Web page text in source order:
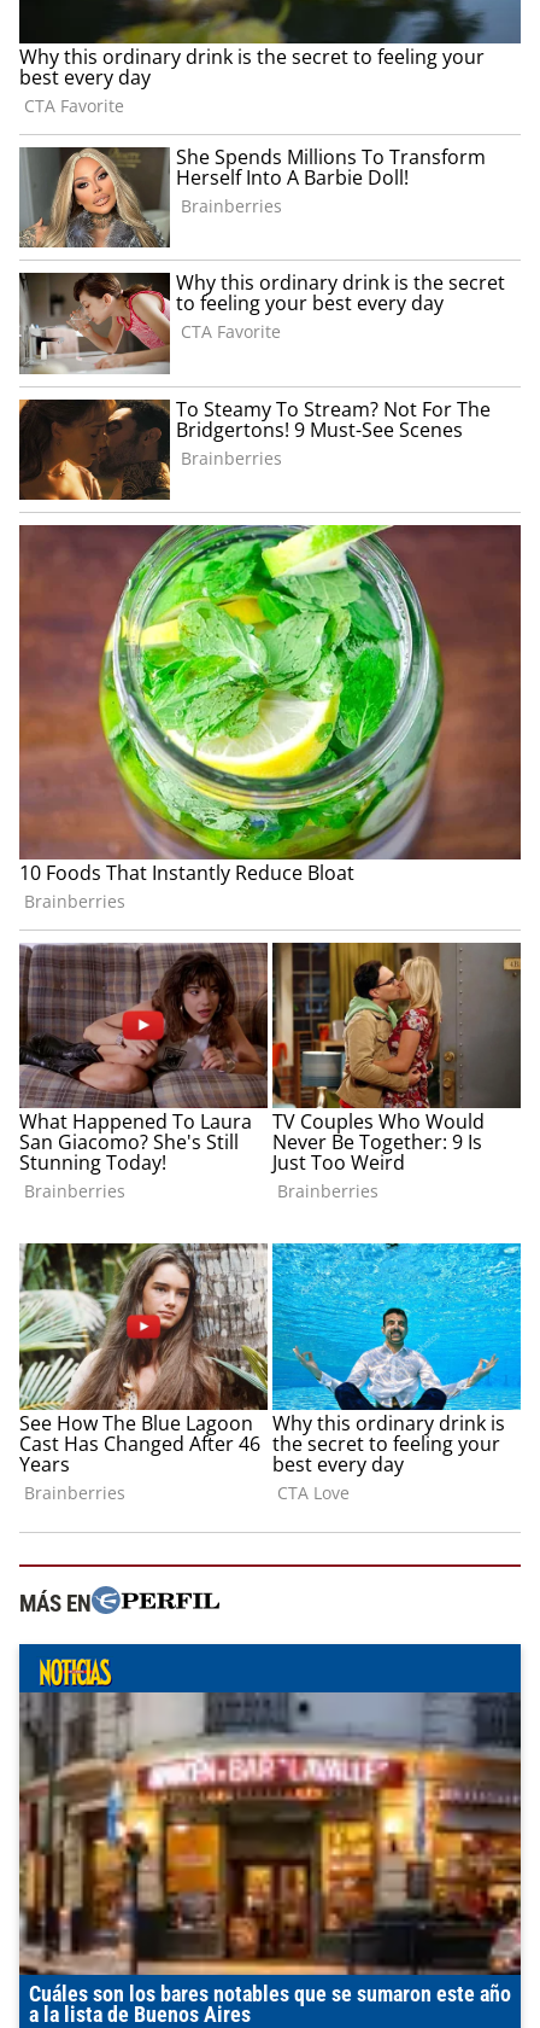
MÁS EN
Cuáles son los bares notables que se sumaron este año
a la lista de Buenos Aires